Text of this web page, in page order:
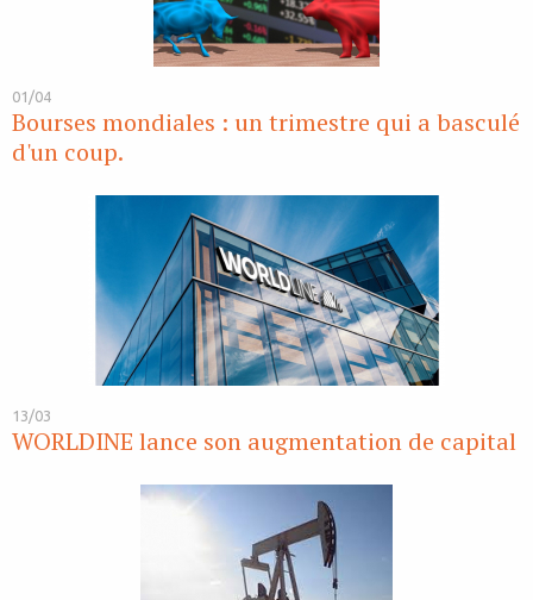
01/04
Bourses mondiales : un trimestre qui a basculé
d'un coup.
13/03
WORLDINE lance son augmentation de capital